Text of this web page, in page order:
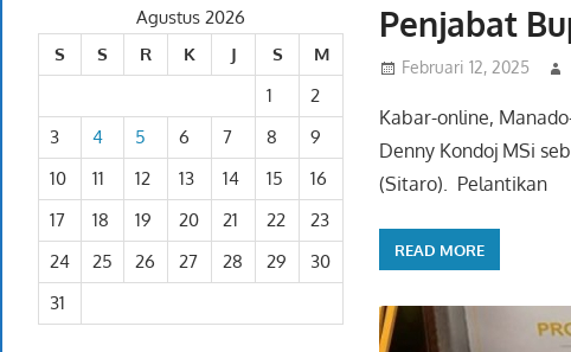
Penjabat
Februari 12, 2025
Kabar-online,
Denny Kondoj MSi
(Sitaro). Pelantikan
READ MORE
Agustus 2026
S
S R K J S
M
1
2
3
4 5 6 7 8
9
10
11 12 13 14 15
16
17
18 19 20 21 22
23
24
25 26 27 28 29
30
31